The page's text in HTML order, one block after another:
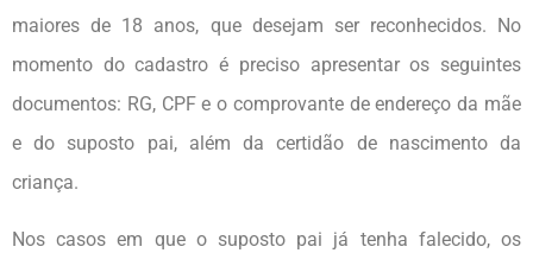
maiores de 18 anos, que desejam ser reconhecidos. No
momento do cadastro é preciso apresentar os seguintes
documentos: RG, CPF e o comprovante de endereço da mãe
e do suposto pai, além da certidão de nascimento da
criança.
Nos casos em que o suposto pai já tenha falecido, os